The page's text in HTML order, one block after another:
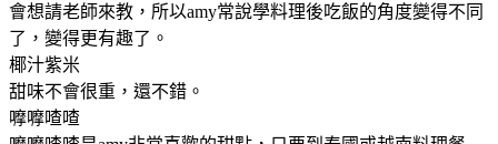
會想請老師來教，所以amy常說學料理後吃飯的角度變得不同
了，變得更有趣了。
椰汁紫米
甜味不會很重，還不錯。
嚤嚤喳喳